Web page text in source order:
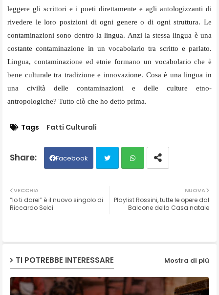
leggere gli scrittori e i poeti direttamente e agli antologizzanti di
rivedere le loro posizioni di ogni genere o di ogni struttura. Le
contaminazioni sono dentro la lingua. Anzi la stessa lingua è una
costante contaminazione in un vocabolario tra scritto e parlato.
Lingua, contaminazione ed etnie formano un vocabolario che è
bene culturale tra tradizione e innovazione. Cosa è una lingua in
una civiltà delle contaminazioni e delle culture etno-
antropologiche? Tutto ciò che ho detto prima.
Tags Fatti Culturali
Facebook
ats
NUOVA
Playlist Rossini, tutte le opere dal
Balcone della Casa natale
VECCHIA
“Io ti darei” è il nuovo singolo di
Riccardo Selci
TI POTREBBE INTERESSARE Mostra di più